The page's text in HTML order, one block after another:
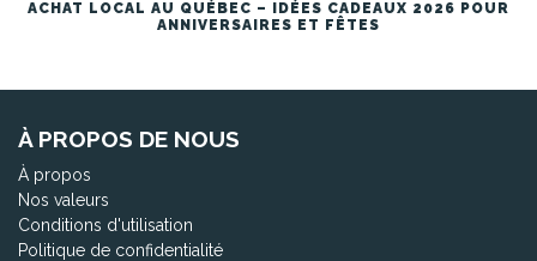
ACHAT LOCAL AU QUÉBEC – IDÉES CADEAUX 2026 POUR
ANNIVERSAIRES ET FÊTES
À PROPOS DE NOUS
À propos
Nos valeurs
Conditions d'utilisation
Politique de confidentialité